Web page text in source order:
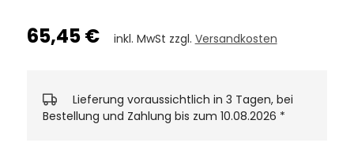
65,45 € inkl. MwSt zzgl. Versandkosten
Lieferung voraussichtlich in 3 Tagen, bei
Bestellung und Zahlung bis zum 10.08.2026 *